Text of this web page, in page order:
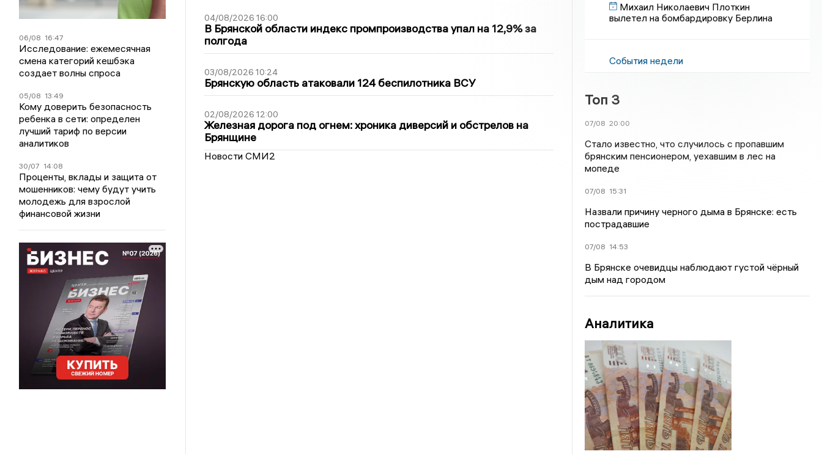
06/08 16:47
Исследование: ежемесячная
смена категорий кешбэка
создает волны спроса
05/08 13:49
Кому доверить безопасность
ребенка в сети: определен
лучший тариф по версии
аналитиков
30/07 14:08
Проценты, вклады и защита от
мошенников: чему будут учить
молодежь для взрослой
финансовой жизни
04/08/2026 16:00
В Брянской области индекс промпроизводства упал на 12,9% за
полгода
03/08/2026 10:24
Брянскую область атаковали 124 беспилотника ВСУ
02/08/2026 12:00
Железная дорога под огнем: хроника диверсий и обстрелов на
Брянщине
Новости СМИ2
Михаил Николаевич Плоткин
вылетел на бомбардировку Берлина
События недели
Топ 3
07/08 20:00
Стало известно, что случилось с пропавшим
брянским пенсионером, уехавшим в лес на
мопеде
07/08 15:31
Назвали причину черного дыма в Брянске: есть
пострадавшие
07/08 14:53
В Брянске очевидцы наблюдают густой чёрный
дым над городом
Аналитика